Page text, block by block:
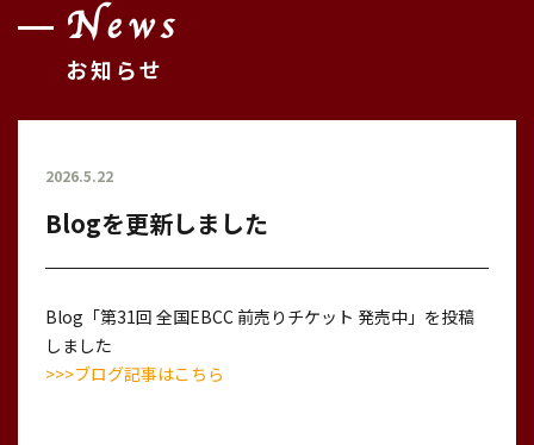
News
お知らせ
2026.5.22
Blogを更新しました
Blog「第31回 全国EBCC 前売りチケット 発売中」を投稿
しました
>>>ブログ記事はこちら